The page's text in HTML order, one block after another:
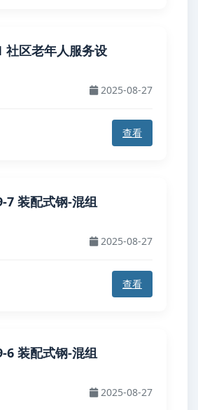
社区老年人服务设
2025-08-27
查看
7 装配式钢-混组
2025-08-27
查看
6 装配式钢-混组
2025-08-27